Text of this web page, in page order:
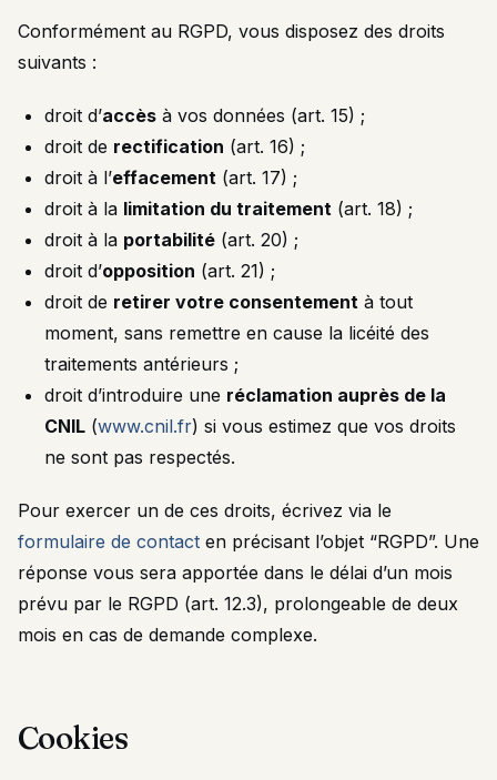
Conformément au RGPD, vous disposez des droits
suivants :
droit d’accès à vos données (art. 15) ;
droit de rectification (art. 16) ;
droit à l’effacement (art. 17) ;
droit à la limitation du traitement (art. 18) ;
droit à la portabilité (art. 20) ;
droit d’opposition (art. 21) ;
droit de retirer votre consentement à tout
moment, sans remettre en cause la licéité des
traitements antérieurs ;
droit d’introduire une réclamation auprès de la
CNIL (www.cnil.fr) si vous estimez que vos droits
ne sont pas respectés.
Pour exercer un de ces droits, écrivez via le
formulaire de contact en précisant l’objet “RGPD”. Une
réponse vous sera apportée dans le délai d’un mois
prévu par le RGPD (art. 12.3), prolongeable de deux
mois en cas de demande complexe.
Cookies